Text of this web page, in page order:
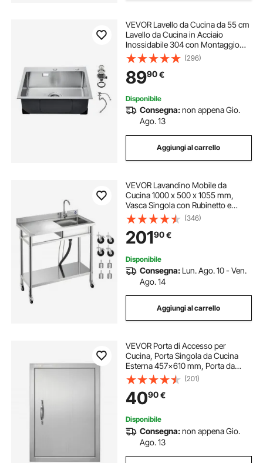
VEVOR Lavello da Cucina da 55 cm
Lavello da Cucina in Acciaio
Inossidabile 304 con Montaggio
dall'Alto, Vasca Singola da Incasso
in Stile Fattoria con Accessori,
Lavello Domestico per Lavanderia,
Bar
(296)
8990€
Disponibile
Consegna:non appena Gio.
Ago. 13
Aggiungi al carrello
VEVOR Lavandino Mobile da
Cucina 1000 x 500 x 1055 mm,
Vasca Singola con Rubinetto e
Ruote, Lavello da Cucina per
Garage, Ristorante, Lavanderia,
Lavabo da Esterno con Piano di
Lavoro Sinistra
(346)
20190€
Disponibile
Consegna: Lun. Ago. 10 - Ven.
Ago. 14
Aggiungi al carrello
VEVOR Porta di Accesso per
Cucina, Porta Singola da Cucina
Esterna 457x610 mm, Porta da
Incasso in Acciaio Inox per Isola
BBQ, Stazione per Grigliate, Mobile
da Esterno
(201)
4090€
Disponibile
Consegna:non appena Gio.
Ago. 13